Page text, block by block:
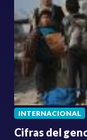
INTERNACIONAL
Cifras del